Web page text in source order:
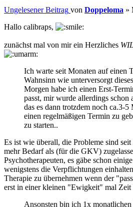
Ungelesener Beitrag von Doppeloma »
Hallo calibraps,
zunächst mal von mir ein Herzliches
Ich warte seit Monaten auf einen
Wahnsinn wie unterversorgt
Morgen habe ich einen Erst-
passt, mir wurde allerdings schon
das es dann trotzdem noch ca.3-5
einen regelmäßigen Termin zu
zu starten..
Es ist wie überall, die Probleme sind seit
mehr Bedarf als (für die GKV)
Psychotherapeuten, es gäbe schon
wenigstens die Verpflichtungen
Therapie zu übernehmen wenn der
erst in einer kleinen "Ewigkeit" mal Zeit
Ansonsten bin ich 1x